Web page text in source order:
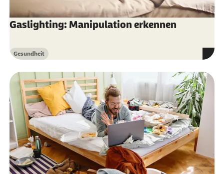
Gaslighting: Manipulation erkennen
Kategorie
Gesundheit